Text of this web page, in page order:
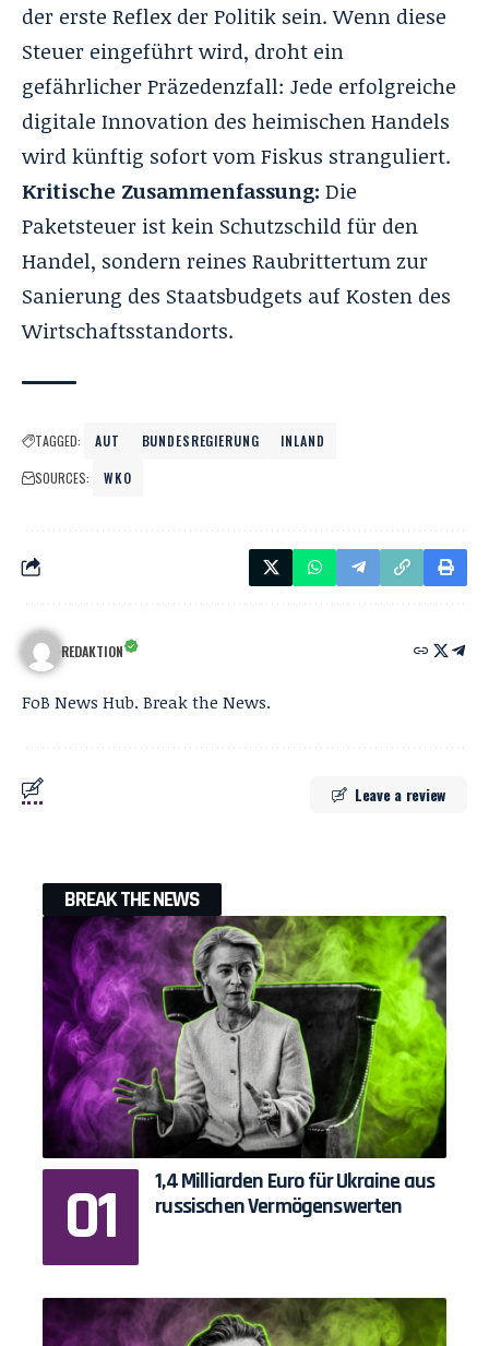
der erste Reflex der Politik sein. Wenn diese
Steuer eingeführt wird, droht ein
gefährlicher Präzedenzfall: Jede erfolgreiche
digitale Innovation des heimischen Handels
wird künftig sofort vom Fiskus stranguliert.
Kritische Zusammenfassung: Die
Paketsteuer ist kein Schutzschild für den
Handel, sondern reines Raubrittertum zur
Sanierung des Staatsbudgets auf Kosten des
Wirtschaftsstandorts.
TAGGED: AUT BUNDESREGIERUNG
INLAND
SOURCES:
WKO
REDAKTION
FoB News Hub. Break the News.
Leave a review
BREAK THE NEWS
1,4 Milliarden Euro für Ukraine aus
russischen Vermögenswerten